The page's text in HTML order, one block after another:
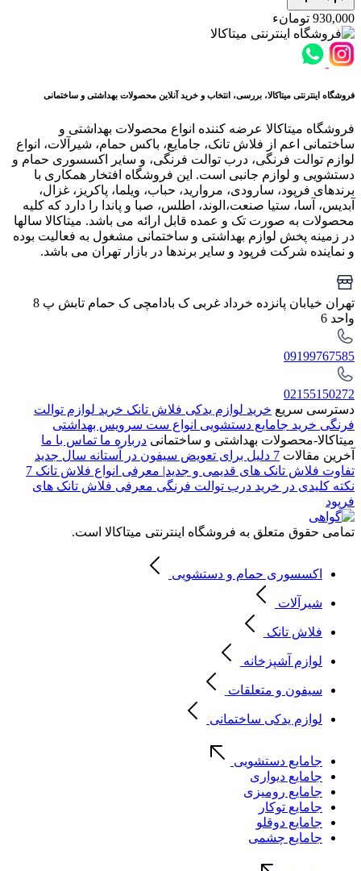
930,000 تومانء
فروشگاه اینترنتی میتاکالا، بررسی، انتخاب و خرید آنلاین محصولات بهداشتی و ساختمانی
فروشگاه میتاکالا عرضه کننده انواع محصولات بهداشتی و
ساختمانی اعم از فلاش تانک، جامایع، باکس حمام، شیرآلات، انواع
لوازم توالت فرنگی، درب توالت فرنگی، و سایر اکسسوری حمام و
دستشویی و لوازم جانبی است. این فروشگاه افتخار همکاری با
برندهای فرپود، سارودی، مروارید، حباب، ویلما، پاکریز، غزال،
آبدیس، آسا، ستیا صنعت،الوند، اطلس، صبا و پاندا را دارد که کلیه
محصولات به صورت تک و عمده قابل ارائه می باشد. میتاکالا سالها
در زمینه پخش لوازم بهداشتی و ساختمانی مشغول به فعالیت بوده
و نماینده شرکت فرپود و سایر برندها در بازار تهران می باشد.
تهران خیابان پانزده خرداد غربی ک بادامچی ک حمام تابش پ 8
واحد 6
09199767585
02155150272
دسترسی سریع خرید لوازم یدکی فلاش تانک خرید لوازم توالت
فرنگی خرید جامایع دستشویی انواع ست سرویس بهداشتی
میتاکالا-محصولات بهداشتی و ساختمانی درباره ما تماس با ما
آخرین مقالات 7 دلیل برای تعویض سیفون در آستانه سال جدید
تفاوت فلاش تانک های قدیمی و جدید| معرفی انواع فلاش تانک 7
نکته کلیدی در خرید درب توالت فرنگی معرفی فلاش تانک های
فرپود
تمامی حقوق متعلق به فروشگاه اینترنتی میتاکالا است.
اکسسوری حمام و دستشویی
شیرآلات
فلاش تانک
لوازم آشپزخانه
سیفون و متعلقات
لوازم یدکی ساختمانی
جامایع دستشویی
جامایع دیواری
جامایع رومیزی
جامایع توکار
جامایع دوقلو
جامایع چشمی